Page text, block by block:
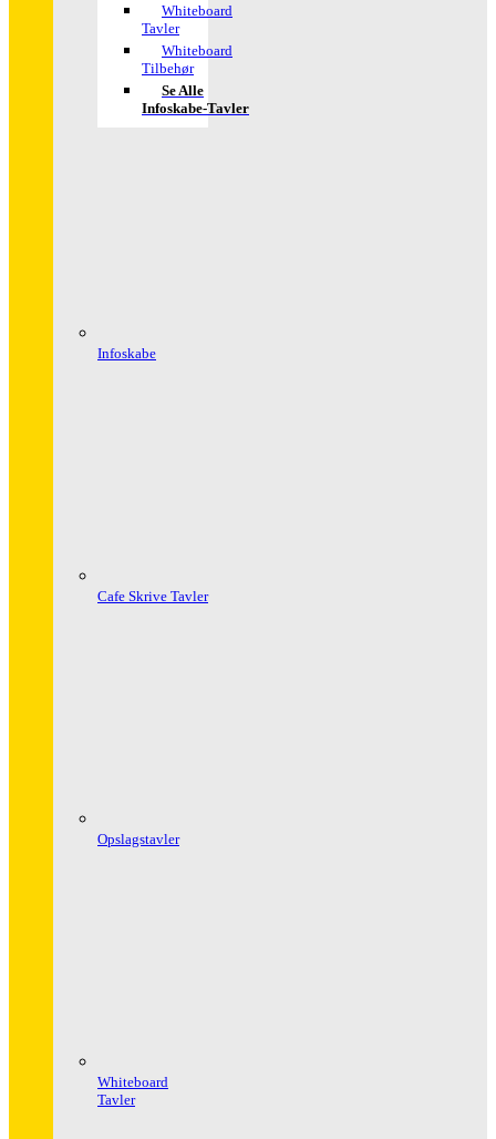
Whiteboard
Tavler
Whiteboard
Tilbehør
Se Alle
Infoskabe-Tavler
Infoskabe
Cafe Skrive Tavler
Opslagstavler
Whiteboard
Tavler